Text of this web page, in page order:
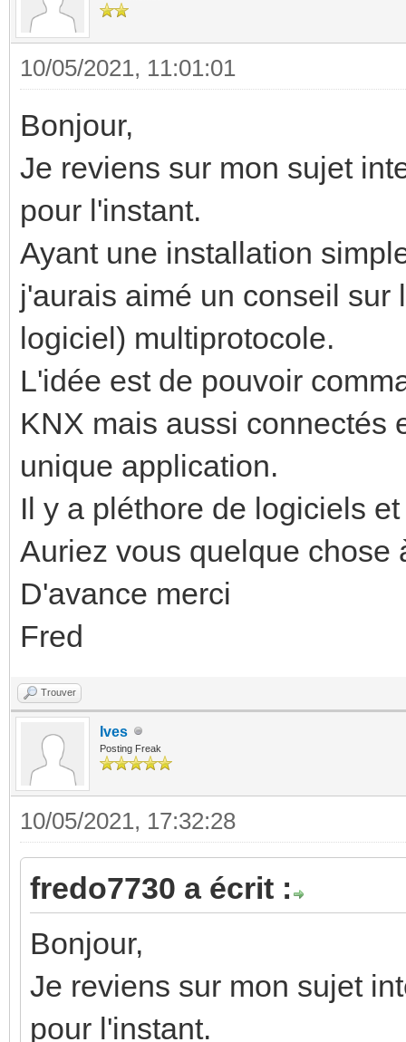
10/05/2021, 11:01:01
Bonjour,
Je reviens sur mon sujet
pour l'instant.
Ayant une installation
j'aurais aimé un conseil sur
logiciel) multiprotocole.
L'idée est de pouvoir
KNX mais aussi connectés
unique application.
Il y a pléthore de logiciels
Auriez vous quelque chose
D'avance merci
Fred
Trouver
Ives
Posting Freak
10/05/2021, 17:32:28
fredo7730 a écrit :
Bonjour,
Je reviens sur mon sujet
pour l'instant.